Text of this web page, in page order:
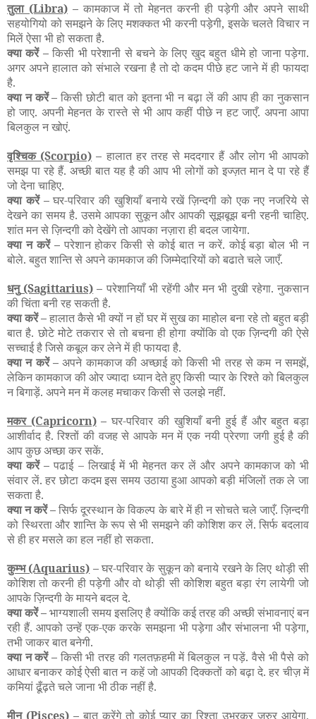
तुला(Libra)– कामकाज में तो मेहनत करनी ही पड़ेगी और अपने साथी
सहयोगियो को समझने के लिए मशक्कत भी करनी पड़ेगी, इसके चलते विचार न
मिलें ऐसा भी हो सकता है.
क्या करें –किसी भी परेशानी से बचने के लिए खुद बहुत धीमे हो जाना पड़ेगा.
अगर अपने हालात को संभाले रखना है तो दो कदम पीछे हट जाने में ही फायदा
है.
क्या न करें –किसी छोटी बात को इतना भी न बढ़ा लें की आप ही का नुकसान
हो जाए. अपनी मेहनत के रास्ते से भी आप कहीं पीछे न हट जाएँ. अपना आपा
बिलकुल न खोएं.
वृश्चिक(Scorpio) – हालात हर तरह से मददगार हैं और लोग भी आपको
समझ पा रहे हैं. अच्छी बात यह है की आप भी लोगों को इज्ज़त मान दे पा रहे हैं
जो देना चाहिए.
क्या करें –घर-परिवार की खुशियाँ बनाये रखें ज़िन्दगी को एक नए नजरिये से
देखने का समय है. उसमे आपका सुकून और आपकी सूझबूझ बनी रहनी चाहिए.
शांत मन से ज़िन्दगी को देखेंगे तो आपका नज़ारा ही बदल जायेगा.
क्या न करें – परेशान होकर किसी से कोई बात न करें. कोई बड़ा बोल भी न
बोले. बहुत शान्ति से अपने कामकाज की जिम्मेदारियों को बढाते चले जाएँ.
धनु(Sagittarius) – परेशानियाँ भी रहेंगी और मन भी दुखी रहेगा. नुकसान
की चिंता बनी रह सकती है.
क्या करें –हालात कैसे भी क्यों न हों घर में सुख का माहोल बना रहे तो बहुत बड़ी
बात है. छोटे मोटे तकरार से तो बचना ही होगा क्योंकि वो एक ज़िन्दगी की ऐसे
सच्चाई है जिसे कबूल कर लेने में ही फायदा है.
क्या न करें –अपने कामकाज की अच्छाई को किसी भी तरह से कम न समझें,
लेकिन कामकाज की ओर ज्यादा ध्यान देते हुए किसी प्यार के रिश्ते को बिलकुल
न बिगाड़ें. अपने मन में कलह मचाकर किसी से उलझे नहीं.
मकर(Capricorn)– घर-परिवार की खुशियाँ बनी हुई हैं और बहुत बड़ा
आशीर्वाद है. रिश्तों की वजह से आपके मन में एक नयी प्रेरणा जगी हुई है की
आप कुछ अच्छा कर सकें.
क्या करें –पढाई – लिखाई में भी मेहनत कर लें और अपने कामकाज को भी
संवार लें. हर छोटा कदम इस समय उठाया हुआ आपको बड़ी मंजिलों तक ले जा
सकता है.
क्या न करें –सिर्फ दूरस्थान के विकल्प के बारे में ही न सोचते चले जाएँ. ज़िन्दगी
को स्थिरता और शान्ति के रूप से भी समझने की कोशिश कर लें. सिर्फ बदलाव
से ही हर मसले का हल नहीं हो सकता.
कुम्भ(Aquarius) –घर-परिवार के सुकून को बनाये रखने के लिए थोड़ी सी
कोशिश तो करनी ही पड़ेगी और वो थोड़ी सी कोशिश बहुत बड़ा रंग लायेगी जो
आपके ज़िन्दगी के मायने बदल दे.
क्या करें –भाग्यशाली समय इसलिए है क्योंकि कई तरह की अच्छी संभावनाएं बन
रही हैं. आपको उन्हें एक-एक करके समझना भी पड़ेगा और संभालना भी पड़ेगा,
तभी जाकर बात बनेगी.
क्या न करें – किसी भी तरह की गलतफ़हमी में बिलकुल न पड़ें. वैसे भी पैसे को
आधार बनाकर कोई ऐसी बात न कहें जो आपकी दिक्कतों को बढ़ा दे. हर चीज़ में
कमियां ढूँढ़ते चले जाना भी ठीक नहीं है.
मीन(Pisces) – बात करेंगे तो कोई प्यार का रिश्ता उभरकर जरुर आयेगा,